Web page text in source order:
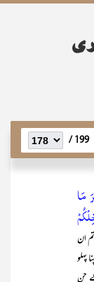
199 /
مَا
ان